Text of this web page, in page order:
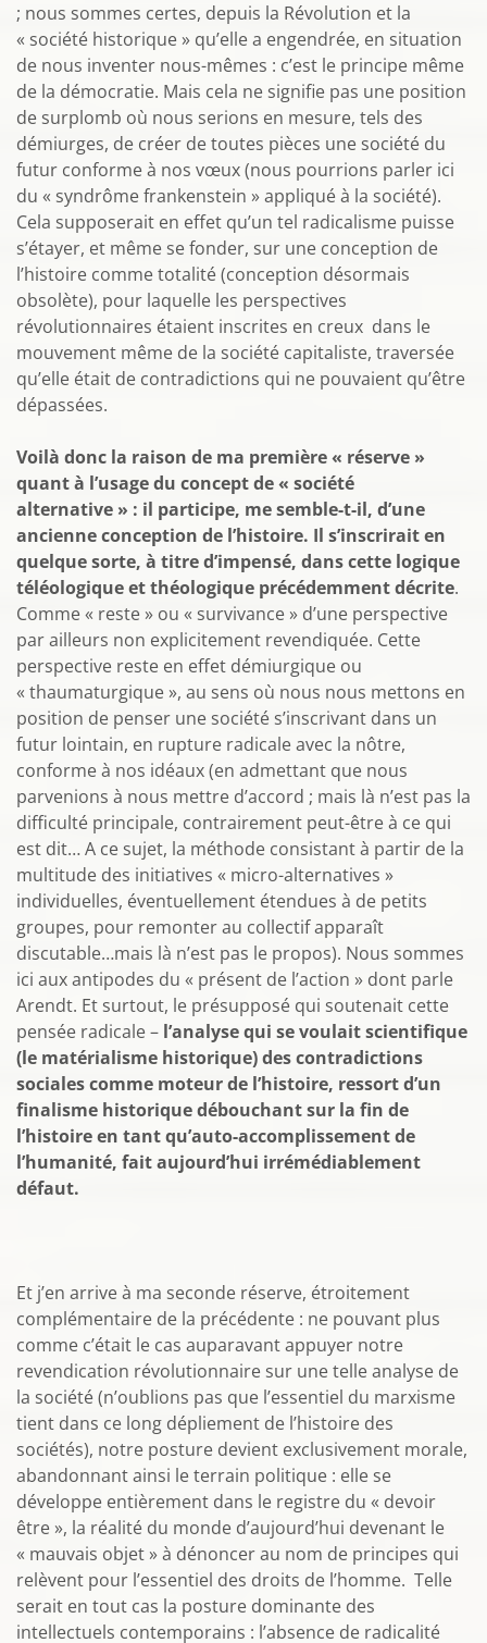
; nous sommes certes, depuis la Révolution et la
« société historique » qu’elle a engendrée, en situation
de nous inventer nous-mêmes : c’est le principe même
de la démocratie. Mais cela ne signifie pas une position
de surplomb où nous serions en mesure, tels des
démiurges, de créer de toutes pièces une société du
futur conforme à nos vœux (nous pourrions parler ici
du « syndrôme frankenstein » appliqué à la société).
Cela supposerait en effet qu’un tel radicalisme puisse
s’étayer, et même se fonder, sur une conception de
l’histoire comme totalité (conception désormais
obsolète), pour laquelle les perspectives
révolutionnaires étaient inscrites en creux dans le
mouvement même de la société capitaliste, traversée
qu’elle était de contradictions qui ne pouvaient qu’être
dépassées.
Voilà donc la raison de ma première « réserve »
quant à l’usage du concept de « société
alternative » : il participe, me semble-t-il, d’une
ancienne conception de l’histoire. Il s’inscrirait en
quelque sorte, à titre d’impensé, dans cette logique
téléologique et théologique précédemment décrite.
Comme « reste » ou « survivance » d’une perspective
par ailleurs non explicitement revendiquée. Cette
perspective reste en effet démiurgique ou
« thaumaturgique », au sens où nous nous mettons en
position de penser une société s’inscrivant dans un
futur lointain, en rupture radicale avec la nôtre,
conforme à nos idéaux (en admettant que nous
parvenions à nous mettre d’accord ; mais là n’est pas la
difficulté principale, contrairement peut-être à ce qui
est dit… A ce sujet, la méthode consistant à partir de la
multitude des initiatives « micro-alternatives »
individuelles, éventuellement étendues à de petits
groupes, pour remonter au collectif apparaît
discutable…mais là n’est pas le propos). Nous sommes
ici aux antipodes du « présent de l’action » dont parle
Arendt. Et surtout, le présupposé qui soutenait cette
pensée radicale – l’analyse qui se voulait scientifique
(le matérialisme historique) des contradictions
sociales comme moteur de l’histoire, ressort d’un
finalisme historique débouchant sur la fin de
l’histoire en tant qu’auto-accomplissement de
l’humanité, fait aujourd’hui irrémédiablement
défaut.
Et j’en arrive à ma seconde réserve, étroitement
complémentaire de la précédente : ne pouvant plus
comme c’était le cas auparavant appuyer notre
revendication révolutionnaire sur une telle analyse de
la société (n’oublions pas que l’essentiel du marxisme
tient dans ce long dépliement de l’histoire des
sociétés), notre posture devient exclusivement morale,
abandonnant ainsi le terrain politique : elle se
développe entièrement dans le registre du « devoir
être », la réalité du monde d’aujourd’hui devenant le
« mauvais objet » à dénoncer au nom de principes qui
relèvent pour l’essentiel des droits de l’homme. Telle
serait en tout cas la posture dominante des
intellectuels contemporains : l’absence de radicalité